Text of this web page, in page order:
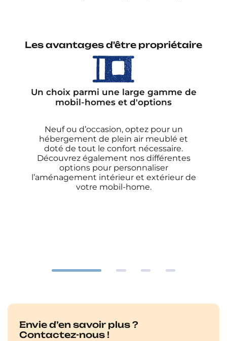
Les avantages d'être propriétaire
Un choix parmi une large gamme de
mobil-homes et d'options
Neuf ou d’occasion, optez pour un
hébergement de plein air meublé et
doté de tout le confort nécessaire.
Découvrez également nos différentes
options pour personnaliser
l’aménagement intérieur et extérieur de
votre mobil-home.
Envie d’en savoir plus ?
Contactez-nous !